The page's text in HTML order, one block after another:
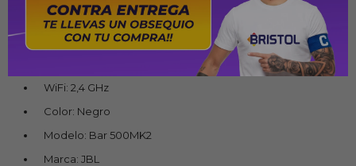
Especificaciones
Potencia: 750 Watts
WiFi: 2,4 GHz
Color: Negro
Modelo: Bar 500MK2
Marca: JBL